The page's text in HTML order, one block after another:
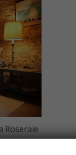
Roseraie